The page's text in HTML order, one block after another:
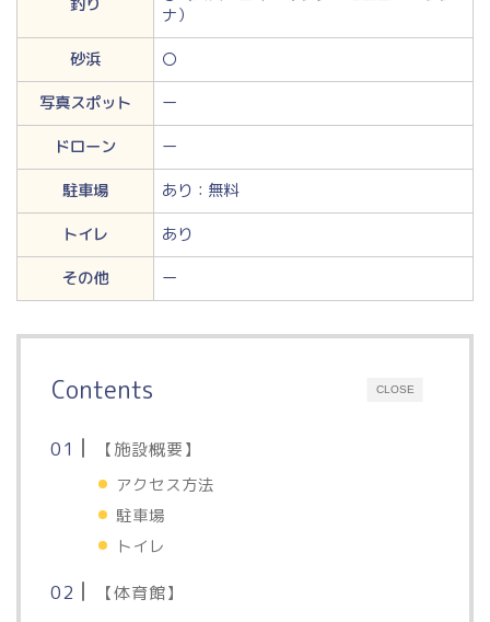
ナ）
砂浜
〇
写真スポット
ー
ドローン
ー
駐車場
あり：無料
トイレ
あり
その他
ー
CLOSE
Contents
【施設概要】
アクセス方法
駐車場
トイレ
【体育館】